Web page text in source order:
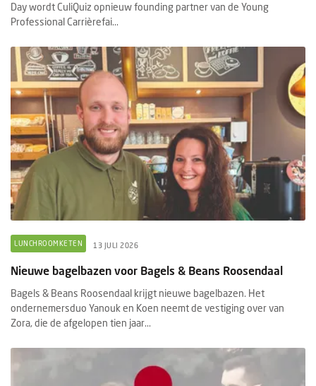
Day wordt CuliQuiz opnieuw founding partner van de Young
Professional Carrièrefai...
LUNCHROOMKETEN 13 JULI 2026
Nieuwe bagelbazen voor Bagels & Beans Roosendaal
Bagels & Beans Roosendaal krijgt nieuwe bagelbazen. Het
ondernemersduo Yanouk en Koen neemt de vestiging over van
Zora, die de afgelopen tien jaar...